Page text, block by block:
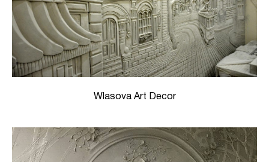
Wlasova Art Decor